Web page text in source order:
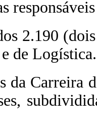
2.190
de Logística.
da Carreira